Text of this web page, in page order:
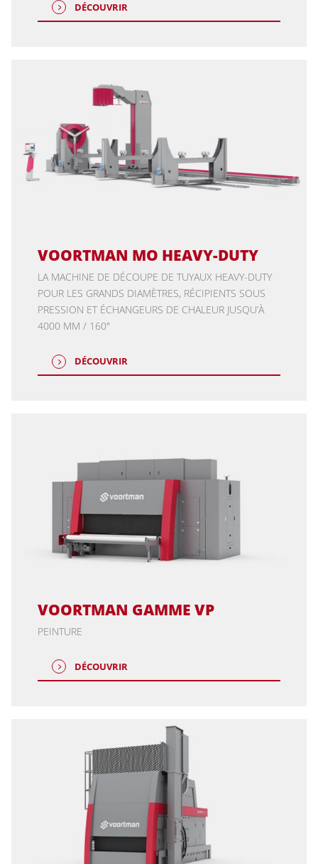
DÉCOUVRIR
VOORTMAN MO HEAVY-DUTY
LA MACHINE DE DÉCOUPE DE TUYAUX HEAVY-DUTY
POUR LES GRANDS DIAMÈTRES, RÉCIPIENTS SOUS
PRESSION ET ÉCHANGEURS DE CHALEUR JUSQU’À
4000 MM / 160"
DÉCOUVRIR
VOORTMAN GAMME VP
PEINTURE
DÉCOUVRIR